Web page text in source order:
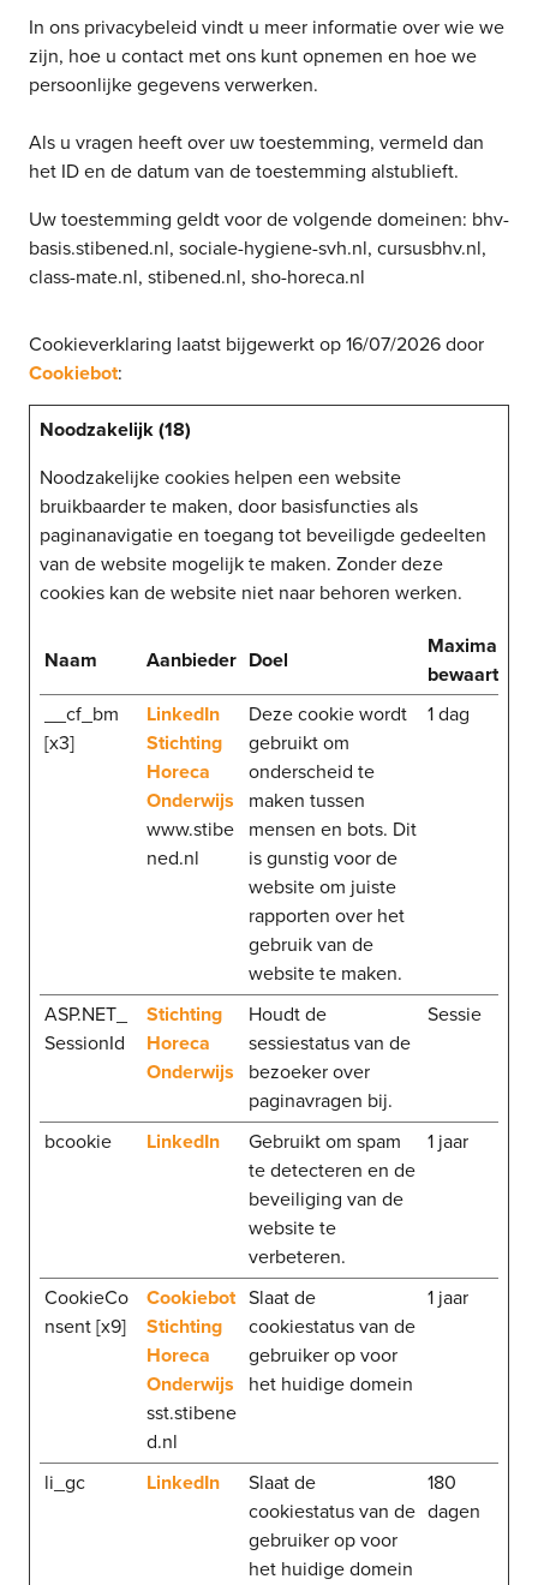
In ons privacybeleid vindt u meer informatie over wie we
zijn, hoe u contact met ons kunt opnemen en hoe we
persoonlijke gegevens verwerken.
Als u vragen heeft over uw toestemming, vermeld dan
het ID en de datum van de toestemming alstublieft.
Uw toestemming geldt voor de volgende domeinen: bhv-
basis.stibened.nl, sociale-hygiene-svh.nl, cursusbhv.nl,
class-mate.nl, stibened.nl, sho-horeca.nl
Cookieverklaring laatst bijgewerkt op 16/07/2026 door
Cookiebot:
Noodzakelijk (18)
Noodzakelijke cookies helpen een website
bruikbaarder te maken, door basisfuncties als
paginanavigatie en toegang tot beveiligde gedeelten
van de website mogelijk te maken. Zonder deze
cookies kan de website niet naar behoren werken.
Naam Aanbieder Doel
Maximale
__cf_bm
[x3]
LinkedIn
Stichting
Horeca
Onderwijs
www.stibe
ned.nl
Deze cookie wordt
gebruikt om
onderscheid te
maken tussen
mensen en bots. Dit
is gunstig voor de
website om juiste
rapporten over het
gebruik van de
website te maken.
1 dag
ASP.NET_
SessionId
Stichting
Horeca
Onderwijs
Houdt de
sessiestatus van de
bezoeker over
paginavragen bij.
Sessie
bcookie LinkedIn
Gebruikt om spam
te detecteren en de
beveiliging van de
website te
verbeteren.
1 jaar
CookieCo
nsent [x9]
Cookiebot
Stichting
Horeca
Onderwijs
sst.stibene
d.nl
Slaat de
cookiestatus van de
gebruiker op voor
het huidige domein
1 jaar
li_gc LinkedIn
Slaat de
cookiestatus van de
gebruiker op voor
het huidige domein
180
dagen